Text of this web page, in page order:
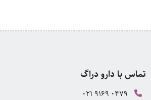
تماس با دارو دراگ
021 9169 0479